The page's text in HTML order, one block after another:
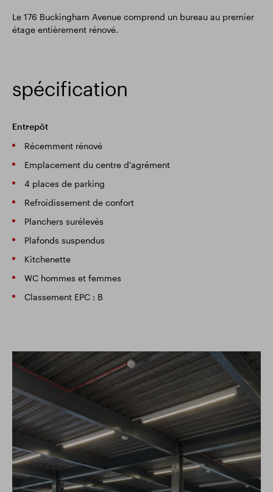
Le 176 Buckingham Avenue comprend un bureau au premier
étage entièrement rénové.
spécification
Entrepôt
Récemment rénové
Emplacement du centre d'agrément
4 places de parking
Refroidissement de confort
Planchers surélevés
Plafonds suspendus
Kitchenette
WC hommes et femmes
Classement EPC : B